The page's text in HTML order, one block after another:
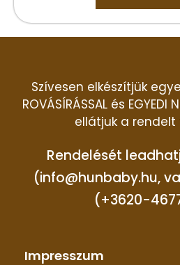
Szívesen elkészítjük
ROVÁSÍRÁSSAL és EGYEDI
ellátjuk a
Rendelését
(info@hunbaby.hu,
(+3620-
Impresszum